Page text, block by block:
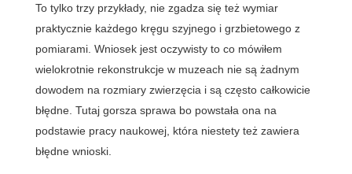
To tylko trzy przykłady, nie zgadza się też wymiar
praktycznie każdego kręgu szyjnego i grzbietowego z
pomiarami. Wniosek jest oczywisty to co mówiłem
wielokrotnie rekonstrukcje w muzeach nie są żadnym
dowodem na rozmiary zwierzęcia i są często całkowicie
błędne. Tutaj gorsza sprawa bo powstała ona na
podstawie pracy naukowej, która niestety też zawiera
błędne wnioski.